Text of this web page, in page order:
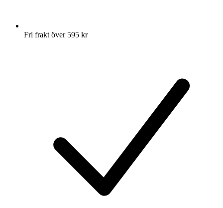
Fri frakt över 595 kr